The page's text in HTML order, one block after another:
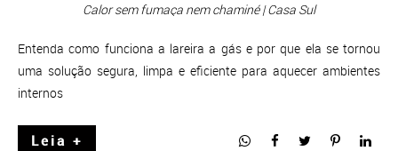
Calor sem fumaça nem chaminé | Casa Sul
Entenda como funciona a lareira a gás e por que ela se tornou
uma solução segura, limpa e eficiente para aquecer ambientes
internos
Leia +